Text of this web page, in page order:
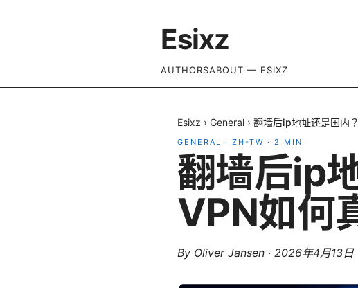
Esixz
AUTHORSABOUT — ESIXZ
Esixz › General › 翻墙后ip地址还是国内
GENERAL · ZH-TW · 2 MIN
翻墙后ip
VPN如何
By Oliver Jansen · 2026年4月13日